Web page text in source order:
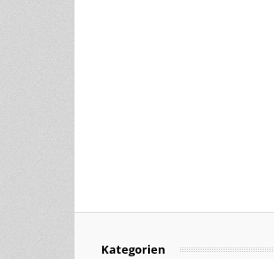
Kategorien